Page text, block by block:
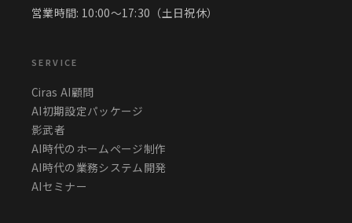
営業時間: 10:00〜17:30（土日祝休）
SERVICE
Ciras AI顧問
AI初期設定パッケージ
影武者
AI時代のホームページ制作
AI時代の業務システム開発
AIセミナー